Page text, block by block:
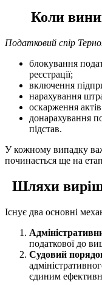
Коли
Податковий спір
блокування
реєстрації;
включення
нарахування
оскарження
донарахування
підстав.
У кожному випадку
починається ще на
Шляхи
Існує два основні
податкової до
Судовий
єдиним